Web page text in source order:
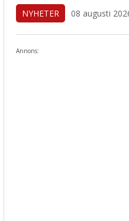
NYHETER 08 augusti
Annons: